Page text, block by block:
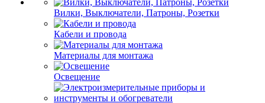
Вилки, Выключатели, Патроны, Розетки
Кабели и провода
Материалы для монтажа
Освещение